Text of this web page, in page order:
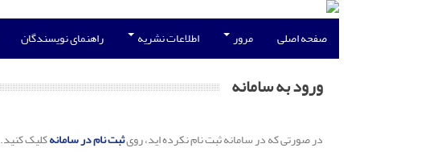
صفحه اصلی مرور اطلاعات نشریه راهنمای نویسندگان
ورود به سامانه
در صورتی که در سامانه ثبت نام نکرده اید، رویثبت نام در سامانهکلیک کنید.